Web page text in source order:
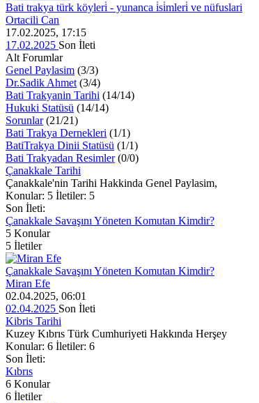
Bati trakya türk köyleri̇ - yunanca i̇si̇mleri̇ ve nüfuslari
Ortacili Can
17.02.2025, 17:15
17.02.2025 Son İleti
Alt Forumlar
Genel Paylasim (3/3)
Dr.Sadik Ahmet (3/4)
Bati Trakyanin Tarihi (14/14)
Hukuki Statüsü (14/14)
Sorunlar (21/21)
Bati Trakya Dernekleri (1/1)
BatiTrakya Dinii Statüsü (1/1)
Bati Trakyadan Resimler (0/0)
Çanakkale Tarihi
Çanakkale'nin Tarihi Hakkinda Genel Paylasim,
Konular: 5 İletiler: 5
Son İleti:
Çanakkale Savaşını Yöneten Komutan Kimdir?
5 Konular
5 İletiler
Çanakkale Savaşını Yöneten Komutan Kimdir?
Miran Efe
02.04.2025, 06:01
02.04.2025 Son İleti
Kibris Tarihi
Kuzey Kıbrıs Türk Cumhuriyeti Hakkında Herşey
Konular: 6 İletiler: 6
Son İleti:
Kıbrıs
6 Konular
6 İletiler